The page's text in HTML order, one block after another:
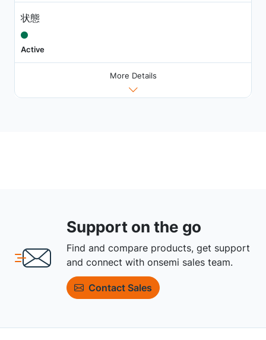
状態
Active
More Details
Support on the go
Find and compare products, get support
and connect with onsemi sales team.
Contact Sales